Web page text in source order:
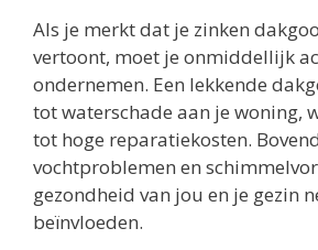
Als je merkt dat je zinken
vertoont, moet je onmiddellijk
ondernemen. Een lekkende
tot waterschade aan je woning,
tot hoge reparatiekosten.
vochtproblemen en
gezondheid van jou en je gezin
beïnvloeden.